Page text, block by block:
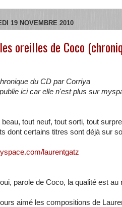
19 NOVEMBRE 2010
oreilles de Coco
du CD par Corriya
ici car elle n'est plus sur
beau, tout neuf, tout sorti, tout
dont certains titres sont déjà sur
laurentgatz
parole de Coco, la qualité est au
aimé les compositions de